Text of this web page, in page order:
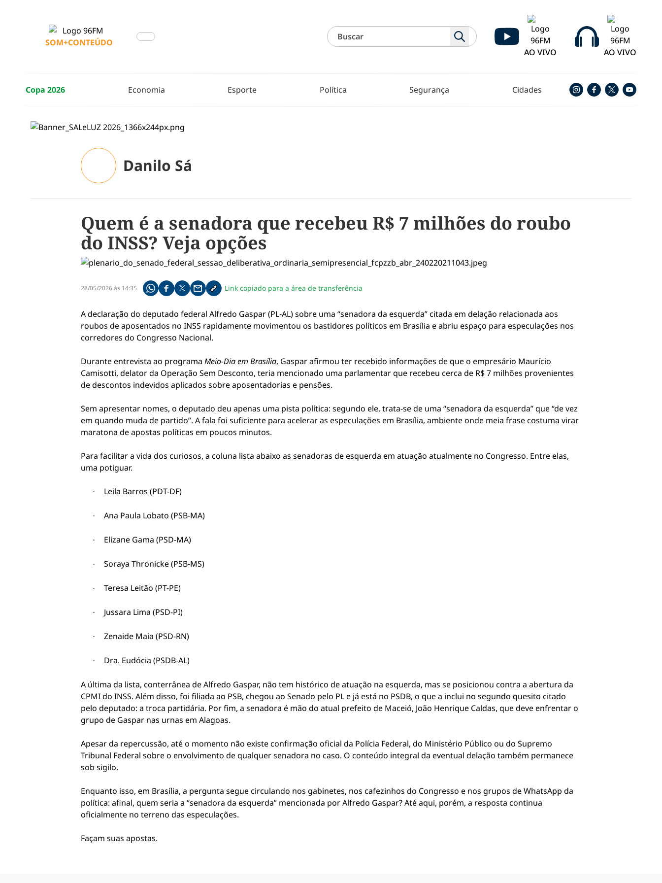
SOM+CONTEÚDO
AO VIVO
AO VIVO
Copa 2026 Economia Esporte Política Segurança Cidades
Danilo Sá
Quem é a senadora que recebeu R$ 7 milhões do roubo
do INSS? Veja opções
28/05/2026 às 14:35 Compartilhe pelo whatsapp
Compartilhar no facebook
Compartilhar no twitter
Compartilhe pelo email
Copiar link da notícia
Link copiado para a área de transferência
A declaração do deputado federal Alfredo Gaspar(PL-AL) sobre uma “senadora da esquerda” citada em delação relacionada aos
roubos de aposentados no INSS rapidamente movimentou os bastidores políticos em Brasília e abriu espaço para especulações nos
corredores do Congresso Nacional.
Durante entrevista ao programa Meio-Dia em Brasília, Gaspar afirmou ter recebido informações de que o empresário Maurício
Camisotti, delator da Operação Sem Desconto, teria mencionado uma parlamentar que recebeu cerca de R$ 7 milhões provenientes
de descontos indevidos aplicados sobre aposentadorias e pensões.
Sem apresentar nomes, o deputado deu apenas uma pista política: segundo ele, trata-se de uma “senadora da esquerda” que “de vez
em quando muda de partido”. A fala foi suficiente para acelerar as especulações em Brasília, ambiente onde meia frase costuma virar
maratona de apostas políticas em poucos minutos.
Para facilitar a vida dos curiosos, a coluna lista abaixo as senadoras de esquerda em atuação atualmente no Congresso. Entre elas,
uma potiguar.
· Leila Barros (PDT-DF)
· Ana Paula Lobato (PSB-MA)
· Elizane Gama (PSD-MA)
· Soraya Thronicke (PSB-MS)
· Teresa Leitão (PT-PE)
· Jussara Lima (PSD-PI)
· Zenaide Maia (PSD-RN)
· Dra. Eudócia (PSDB-AL)
A última da lista, conterrânea de Alfredo Gaspar, não tem histórico de atuação na esquerda, mas se posicionou contra a abertura da
CPMI do INSS. Além disso, foi filiada ao PSB, chegou ao Senado pelo PL e já está no PSDB, o que a inclui no segundo quesito citado
pelo deputado: a troca partidária. Por fim, a senadora é mão do atual prefeito de Maceió, João Henrique Caldas, que deve enfrentar o
grupo de Gaspar nas urnas em Alagoas.
Apesar da repercussão, até o momento não existe confirmação oficial da Polícia Federal, do Ministério Público ou do Supremo
Tribunal Federal sobre o envolvimento de qualquer senadora no caso. O conteúdo integral da eventual delação também permanece
sob sigilo.
Enquanto isso, em Brasília, a pergunta segue circulando nos gabinetes, nos cafezinhos do Congresso e nos grupos de WhatsApp da
política: afinal, quem seria a “senadora da esquerda” mencionada por Alfredo Gaspar? Até aqui, porém, a resposta continua
oficialmente no terreno das especulações.
Façam suas apostas.